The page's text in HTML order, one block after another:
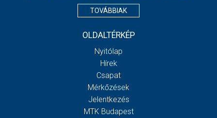
TOVÁBBIAK
OLDALTÉRKÉP
Nyitólap
Hírek
Csapat
Mérkőzések
Jelentkezés
MTK Budapest